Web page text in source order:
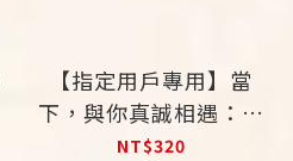
【指定用戶專用】當
下，與你真誠相遇：完
形諮商師的深刻省思
NT$320